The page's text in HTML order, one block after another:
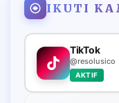
IKUTI
TikTok
@resolusico
AKTIF